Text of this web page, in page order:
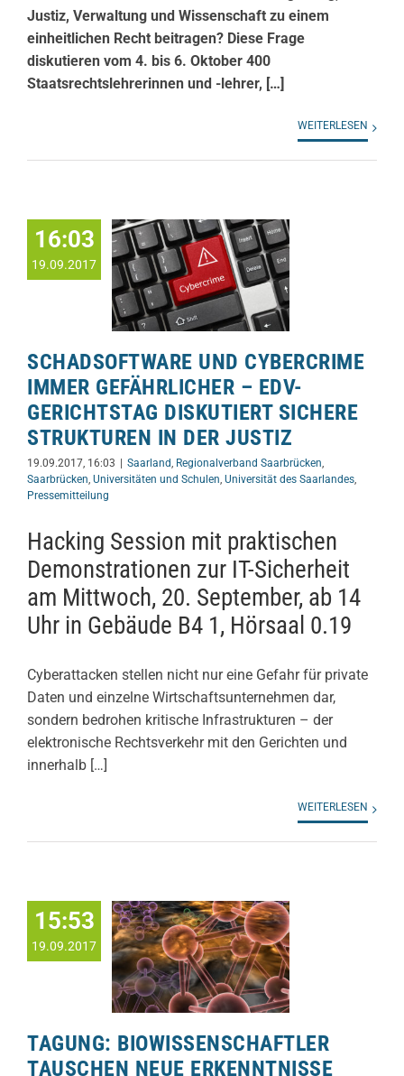
Justiz, Verwaltung und Wissenschaft zu einem
einheitlichen Recht beitragen? Diese Frage
diskutieren vom 4. bis 6. Oktober 400
Staatsrechtslehrerinnen und -lehrer, […]
WEITERLESEN
16:03
19.09.2017
SCHADSOFTWARE UND CYBERCRIME
IMMER GEFÄHRLICHER – EDV-
GERICHTSTAG DISKUTIERT SICHERE
STRUKTUREN IN DER JUSTIZ
19.09.2017, 16:03 Saarland, Regionalverband Saarbrücken,
Saarbrücken, Universitäten und Schulen, Universität des Saarlandes,
Pressemitteilung
Hacking Session mit praktischen
Demonstrationen zur IT-Sicherheit
am Mittwoch, 20. September, ab 14
Uhr in Gebäude B4 1, Hörsaal 0.19
Cyberattacken stellen nicht nur eine Gefahr für private
Daten und einzelne Wirtschaftsunternehmen dar,
sondern bedrohen kritische Infrastrukturen – der
elektronische Rechtsverkehr mit den Gerichten und
innerhalb […]
WEITERLESEN
15:53
19.09.2017
TAGUNG: BIOWISSENSCHAFTLER
TAUSCHEN NEUE ERKENNTNISSE